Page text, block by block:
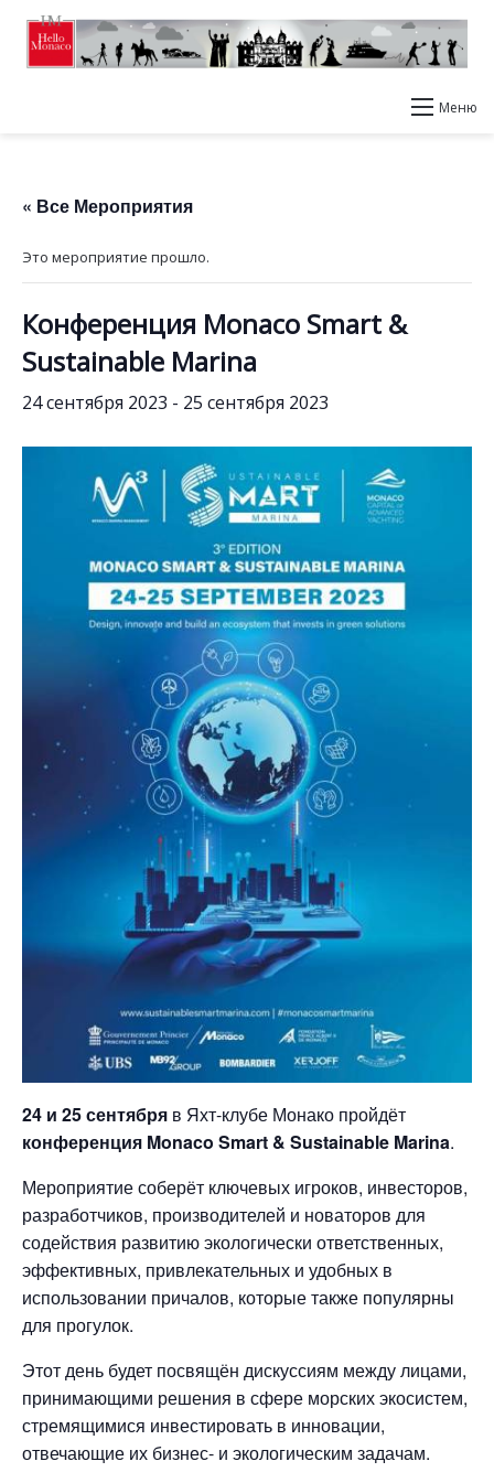
Меню
« Все Мероприятия
Это мероприятие прошло.
Конференция Monaco Smart &
Sustainable Marina
24 сентября 2023 - 25 сентября 2023
24 и 25 сентября в Яхт-клубе Монако пройдёт
конференция Monaco Smart & Sustainable Marina.
Мероприятие соберёт ключевых игроков, инвесторов,
разработчиков, производителей и новаторов для
содействия развитию экологически ответственных,
эффективных, привлекательных и удобных в
использовании причалов, которые также популярны
для прогулок.
Этот день будет посвящён дискуссиям между лицами,
принимающими решения в сфере морских экосистем,
стремящимися инвестировать в инновации,
отвечающие их бизнес- и экологическим задачам.